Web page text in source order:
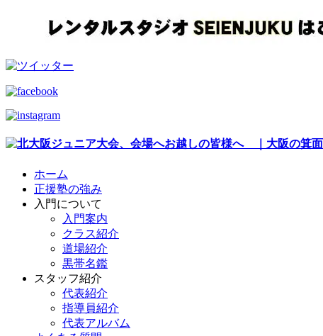
ホーム
正援塾の強み
入門について
入門案内
クラス紹介
道場紹介
黒帯名鑑
スタッフ紹介
代表紹介
指導員紹介
代表アルバム